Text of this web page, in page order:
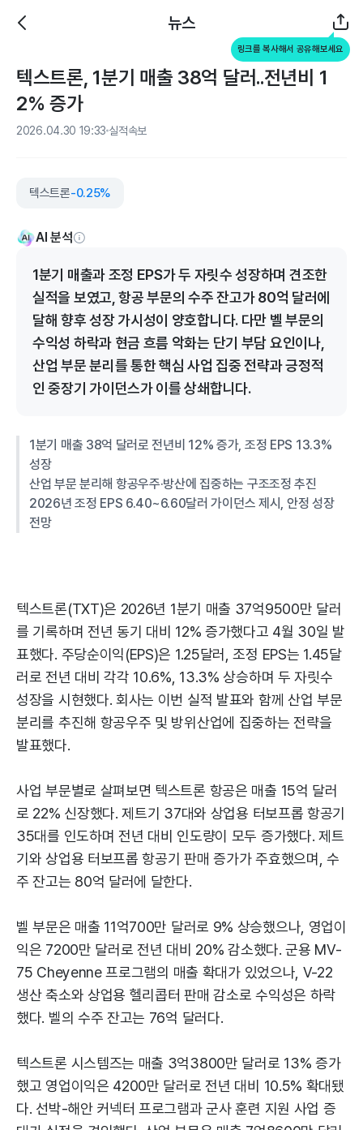
뉴스
링크를 복사해서 공유해보세요
텍스트론, 1분기 매출 38억 달러..전년비 1
2% 증가
2026.04.30 19:33 실적속보
텍스트론-0.25%
AI 분석
1분기 매출과 조정 EPS가 두 자릿수 성장하며 견조한
실적을 보였고, 항공 부문의 수주 잔고가 80억 달러에
달해 향후 성장 가시성이 양호합니다. 다만 벨 부문의
수익성 하락과 현금 흐름 악화는 단기 부담 요인이나,
산업 부문 분리를 통한 핵심 사업 집중 전략과 긍정적
인 중장기 가이던스가 이를 상쇄합니다.
1분기 매출 38억 달러로 전년비 12% 증가, 조정 EPS 13.3%
성장
산업 부문 분리해 항공우주·방산에 집중하는 구조조정 추진
2026년 조정 EPS 6.40~6.60달러 가이던스 제시, 안정 성장
전망
텍스트론(TXT)은 2026년 1분기 매출 37억9500만 달러
를 기록하며 전년 동기 대비 12% 증가했다고 4월 30일 발
표했다. 주당순이익(EPS)은 1.25달러, 조정 EPS는 1.45달
러로 전년 대비 각각 10.6%, 13.3% 상승하며 두 자릿수
성장을 시현했다. 회사는 이번 실적 발표와 함께 산업 부문
분리를 추진해 항공우주 및 방위산업에 집중하는 전략을
발표했다.
사업 부문별로 살펴보면 텍스트론 항공은 매출 15억 달러
로 22% 신장했다. 제트기 37대와 상업용 터보프롭 항공기
35대를 인도하며 전년 대비 인도량이 모두 증가했다. 제트
기와 상업용 터보프롭 항공기 판매 증가가 주효했으며, 수
주 잔고는 80억 달러에 달한다.
벨 부문은 매출 11억700만 달러로 9% 상승했으나, 영업이
익은 7200만 달러로 전년 대비 20% 감소했다. 군용 MV-
75 Cheyenne 프로그램의 매출 확대가 있었으나, V-22
생산 축소와 상업용 헬리콥터 판매 감소로 수익성은 하락
했다. 벨의 수주 잔고는 76억 달러다.
텍스트론 시스템즈는 매출 3억3800만 달러로 13% 증가
했고 영업이익은 4200만 달러로 전년 대비 10.5% 확대됐
다. 선박-해안 커넥터 프로그램과 군사 훈련 지원 사업 증